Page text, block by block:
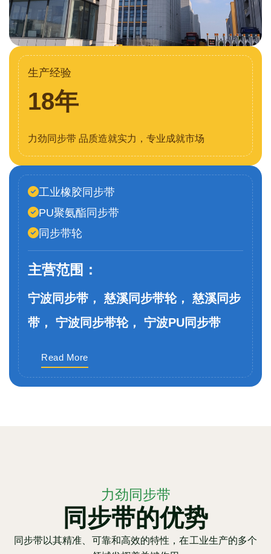
生产经验
18年
力劲同步带 品质造就实力，专业成就市场
工业橡胶同步带
PU聚氨酯同步带
同步带轮
主营范围：
宁波同步带， 慈溪同步带轮， 慈溪同步
带， 宁波同步带轮， 宁波PU同步带
Read More
力劲同步带
同步带的优势
同步带以其精准、可靠和高效的特性，在工业生产的多个